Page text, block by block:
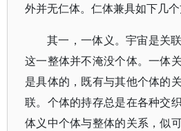
外并无仁体。仁体兼具如下几个
其一，一体义。宇宙是关
这一整体并不淹没个体。一体
是具体的，既有与其他个体的
联。个体的持存总是在各种交
体义中个体与整体的关系，似